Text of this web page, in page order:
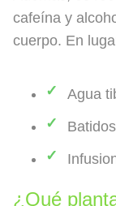
cafeína y
cuerpo. En
Agua
¿Qué